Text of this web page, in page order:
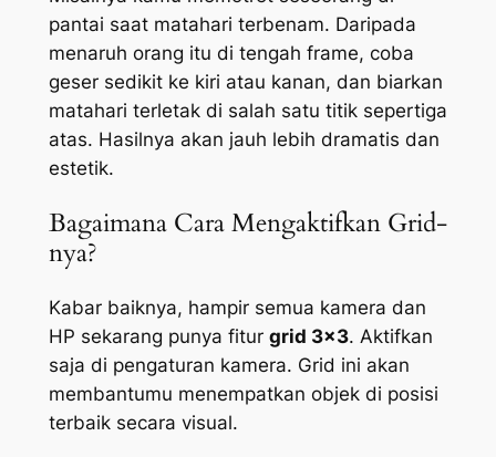
pantai saat matahari terbenam. Daripada
menaruh orang itu di tengah frame, coba
geser sedikit ke kiri atau kanan, dan biarkan
matahari terletak di salah satu titik sepertiga
atas. Hasilnya akan jauh lebih dramatis dan
estetik.
Bagaimana Cara Mengaktifkan Grid-
nya?
Kabar baiknya, hampir semua kamera dan
HP sekarang punya fitur grid 3×3. Aktifkan
saja di pengaturan kamera. Grid ini akan
membantumu menempatkan objek di posisi
terbaik secara visual.